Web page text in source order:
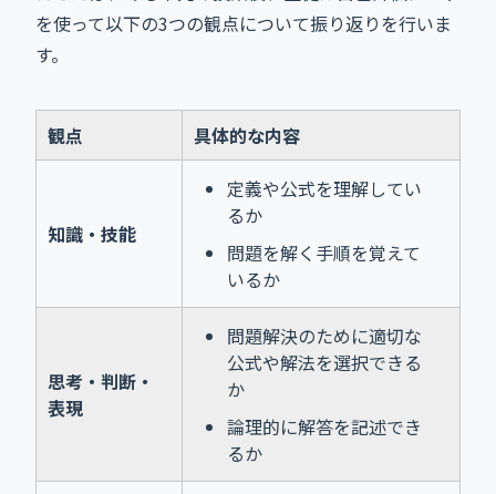
を使って以下の3つの観点について振り返りを行いま
す。
観点 具体的な内容
知識・技能
定義や公式を理解してい
るか
問題を解く手順を覚えて
いるか
思考・判断・
表現
問題解決のために適切な
公式や解法を選択できる
か
論理的に解答を記述でき
るか